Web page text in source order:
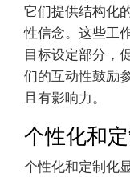
它们提供结构化
性信念。这些工
目标设定部分，
们的互动性鼓励
且有影响力。
个性化和
个性化和定制化